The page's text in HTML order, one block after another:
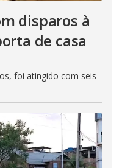
disparos à
de casa
foi atingido com seis